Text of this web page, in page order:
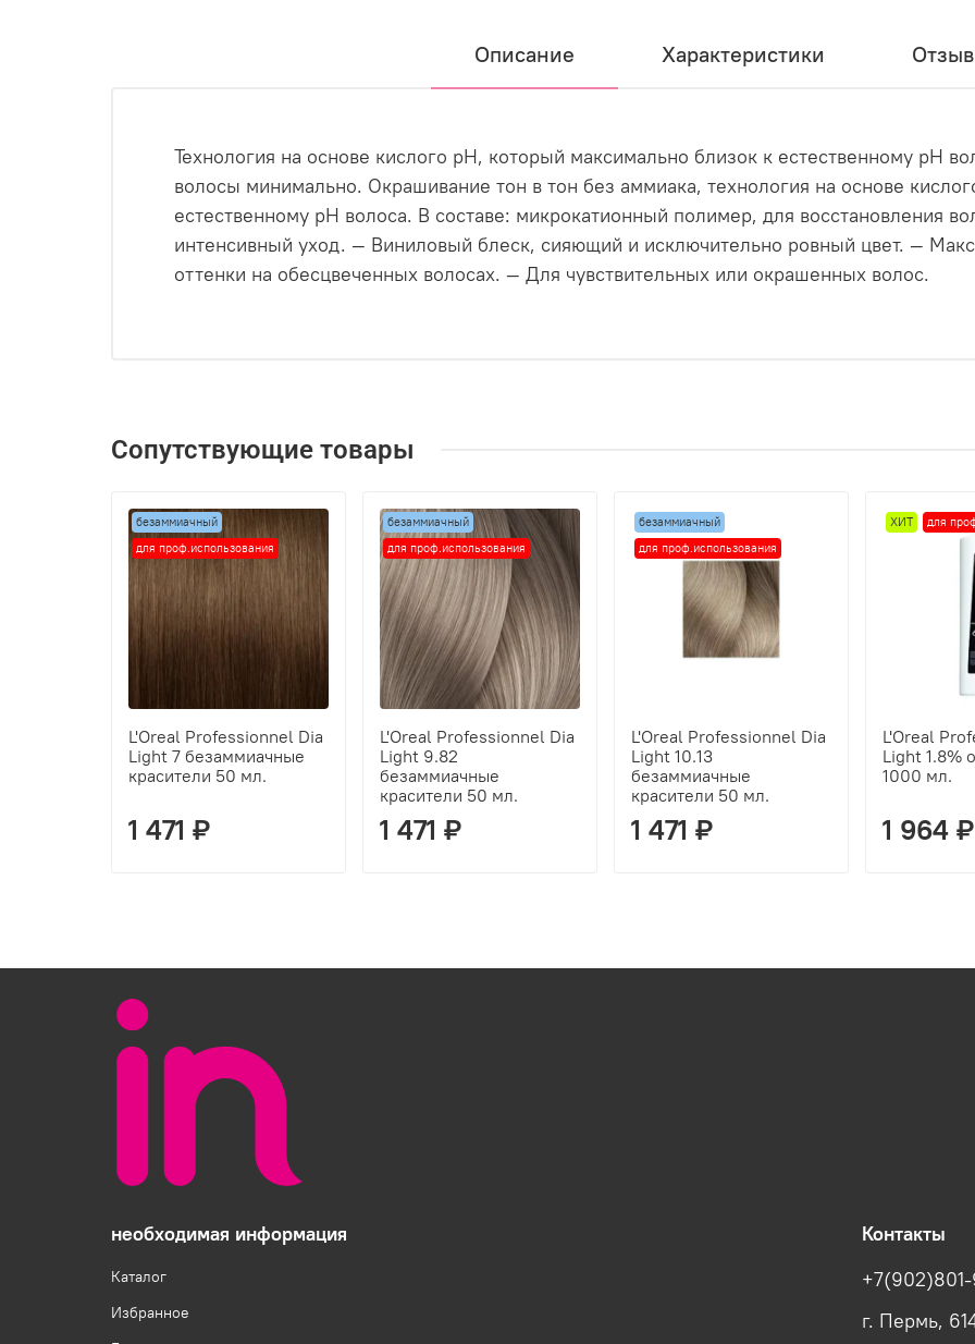
Описание Характеристики
Технология на основе кислого pH, который максимально близок к естественному pH
волосы минимально. Окрашивание тон в тон без аммиака, технология на основе
естественному pH волоса. В составе: микрокатионный полимер, для восстановления
интенсивный уход. — Виниловый блеск, сияющий и исключительно ровный цвет. —
оттенки на обесцвеченных волосах. — Для чувствительных или окрашенных волос.
Сопутствующие товары
безаммиачный
для проф.использования
L'Oreal Professionnel Dia
Light 7 безаммиачные
красители 50 мл.
1 471 ₽
безаммиачный
для проф.использования
L'Oreal Professionnel Dia
Light 9.82
безаммиачные
красители 50 мл.
1 471 ₽
безаммиачный
для проф.использования
L'Oreal Professionnel Dia
Light 10.13
безаммиачные
красители 50 мл.
1 471 ₽
ХИТ для
L'Oreal
Light 1.8%
1000 мл.
1 964 ₽
необходимая информация
Каталог
Избранное
Контакты
г. Пермь,